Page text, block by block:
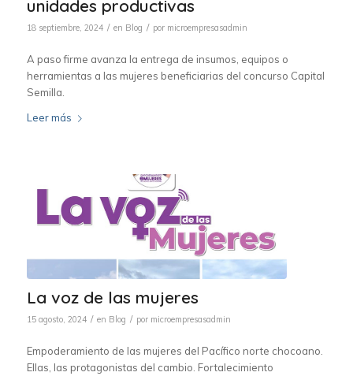
unidades productivas
18 septiembre, 2024 / en Blog / por microempresasadmin
A paso firme avanza la entrega de insumos, equipos o
herramientas a las mujeres beneficiarias del concurso Capital
Semilla.
Leer más
La voz de las mujeres
15 agosto, 2024 / en Blog / por microempresasadmin
Empoderamiento de las mujeres del Pacífico norte chocoano.
Ellas, las protagonistas del cambio. Fortalecimiento